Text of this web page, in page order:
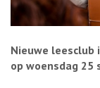
Nieuwe leesclub
op woensdag 25